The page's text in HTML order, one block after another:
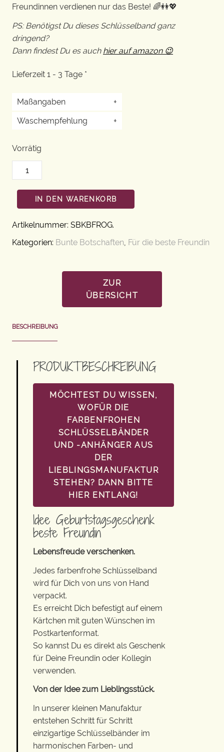
Freundinnen verdienen nur das Beste! 🌈👭💖
PS: Benötigst Du dieses Schlüsselband ganz
dringend?
Dann findest Du es auch hier auf amazon 😉
Lieferzeit 1 - 3 Tage *
Maßangaben
+
Waschempfehlung
+
Vorrätig
IN DEN WARENKORB
Artikelnummer: SBKBFROG.
Kategorien: Bunte Botschaften, Für die beste Freundin
ZUR
ÜBERSICHT
BESCHREIBUNG
PRODUKTBESCHREIBUNG
MÖCHTEST DU WISSEN,
WOFÜR DIE
FARBENFROHEN
SCHLÜSSELBÄNDER
UND -ANHÄNGER AUS
DER
LIEBLINGSMANUFAKTUR
STEHEN? DANN BITTE
HIER ENTLANG!
Idee Geburtstagsgeschenk
beste Freundin
Lebensfreude verschenken.
Jedes farbenfrohe Schlüsselband
wird für Dich von uns von Hand
verpackt.
Es erreicht Dich befestigt auf einem
Kärtchen mit guten Wünschen im
Postkartenformat.
So kannst Du es direkt als Geschenk
für Deine Freundin oder Kollegin
verwenden.
Von der Idee zum Lieblingsstück.
In unserer kleinen Manufaktur
entstehen Schritt für Schritt
einzigartige Schlüsselbänder im
harmonischen Farben- und